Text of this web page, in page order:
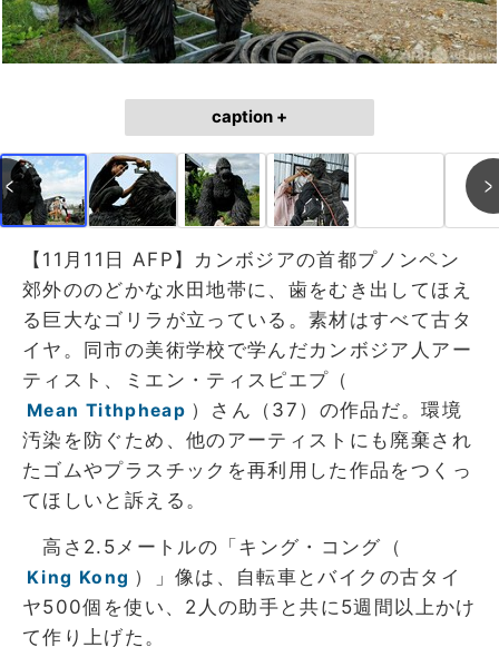
caption +
【11月11日 AFP】カンボジアの首都プノンペン
郊外ののどかな水田地帯に、歯をむき出してほえ
る巨大なゴリラが立っている。素材はすべて古タ
イヤ。同市の美術学校で学んだカンボジア人アー
ティスト、ミエン・ティスピエプ（
Mean Tithpheap ）さん（37）の作品だ。環境
汚染を防ぐため、他のアーティストにも廃棄され
たゴムやプラスチックを再利用した作品をつくっ
てほしいと訴える。
高さ2.5メートルの「キング・コング（
King Kong ）」像は、自転車とバイクの古タイ
ヤ500個を使い、2人の助手と共に5週間以上かけ
て作り上げた。